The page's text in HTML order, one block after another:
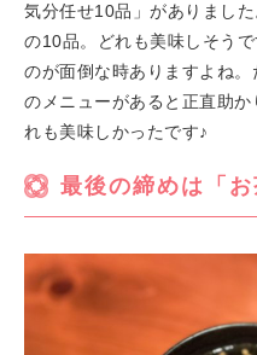
気分任せ10品」がありまし
の10品。どれも美味しそう
のが面倒な時ありますよね。
のメニューがあると正直助
れも美味しかったです♪
最後の締めは「